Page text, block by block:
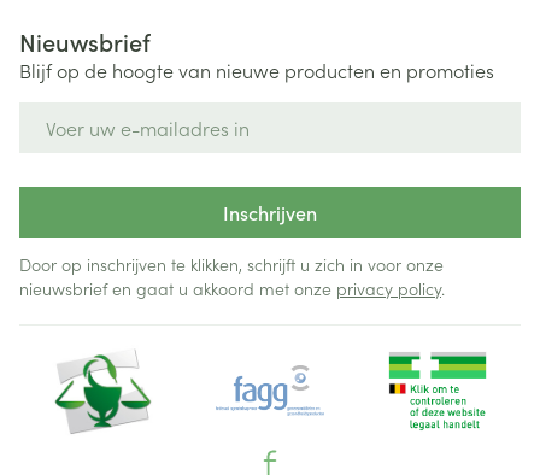
Nieuwsbrief
Blijf op de hoogte van nieuwe producten en promoties
Inschrijven
Door op inschrijven te klikken, schrijft u zich in voor onze
nieuwsbrief en gaat u akkoord met onze privacy policy.